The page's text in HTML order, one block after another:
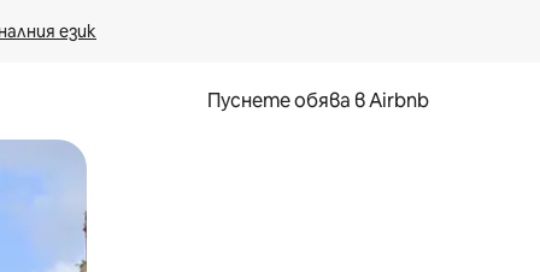
език
Пуснете обява в Airbnb